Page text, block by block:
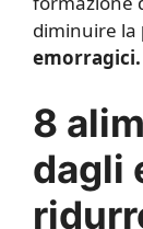
diminuire la
emorragici.
8
dagli